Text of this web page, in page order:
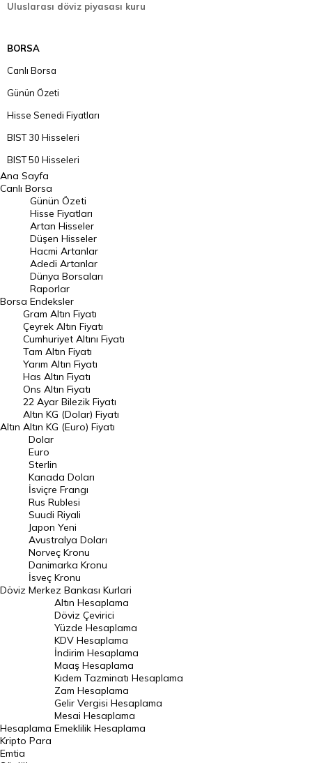
Uluslarası döviz piyasası kuru
BORSA
Canlı Borsa
Günün Özeti
Hisse Senedi Fiyatları
BIST 30 Hisseleri
BIST 50 Hisseleri
BIST 100 Hisseleri
En Çok Artan Hisseler
En Çok Düşen Hisseler
Hacmi Artanlar
Geçmiş Kapanışlar
Dünya Borsaları
Raporlar
Endeksler
DÖVİZ
Döviz Kuru
Dolar Kuru
Euro Kuru
Pound Kuru
Frank Kuru
Riyal Kuru
Avustralya Doları
Danimarka Kronu Kuru
Kanada Doları Kuru
Norveç Kronu Kuru
İsveç Kronu Kuru
Japon Yeni Kuru
Serbest Piyasa Döviz Kurları
Merkez Bankası Döviz Kurları
Altın Fiyatları
Gram Altın Fiyatı
Ana Sayfa
Canlı Borsa
Borsa
Günün Özeti
Hisse Fiyatları
Artan Hisseler
Düşen Hisseler
Hacmi Artanlar
Adedi Artanlar
Dünya Borsaları
Raporlar
Endeksler
Altın
Gram Altın Fiyatı
Çeyrek Altın Fiyatı
Cumhuriyet Altını Fiyatı
Tam Altın Fiyatı
Yarım Altın Fiyatı
Has Altın Fiyatı
Ons Altın Fiyatı
22 Ayar Bilezik Fiyatı
Altın KG (Dolar) Fiyatı
Altın KG (Euro) Fiyatı
Döviz
Dolar
Euro
Sterlin
Kanada Doları
İsviçre Frangı
Rus Rublesi
Suudi Riyali
Japon Yeni
Avustralya Doları
Norveç Kronu
Danimarka Kronu
İsveç Kronu
Merkez Bankası Kurlari
Hesaplama
Altın Hesaplama
Döviz Çevirici
Yüzde Hesaplama
KDV Hesaplama
İndirim Hesaplama
Maaş Hesaplama
Kıdem Tazminatı Hesaplama
Zam Hesaplama
Gelir Vergisi Hesaplama
Mesai Hesaplama
Emeklilik Hesaplama
Kripto Para
Emtia